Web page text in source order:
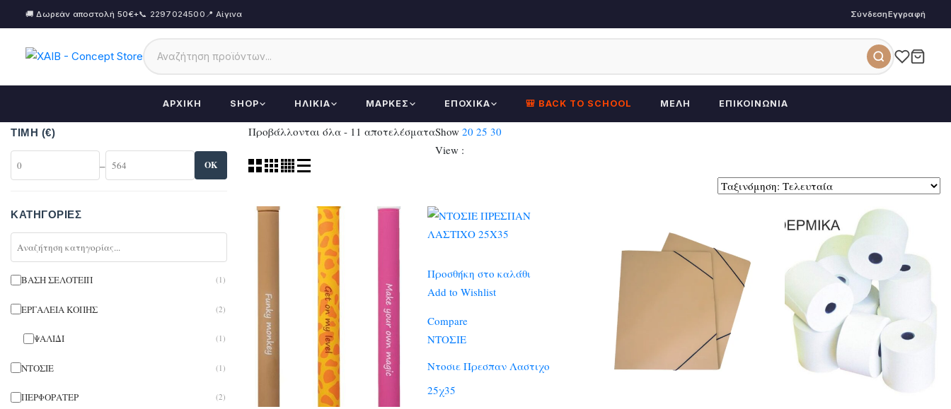
🚚 Δωρεάν αποστολή 50€+📞 2297024500 📍 Αίγινα ΣύνδεσηΕγγραφή
ΑΡΧΙΚΉ SHOP ΗΛΙΚΊΑ ΜΆΡΚΕΣ ΕΠΟΧΙΚΆ 🎒 BACK TO SCHOOL ΜΈΛΗ ΕΠΙΚΟΙΝΩΝΊΑ
Προβάλλονται όλα - 11 αποτελέσματαSorted
by
Show 20 25 30
View :
Προσθήκη στο καλάθι
Add to Wishlist
Compare
ΝΤΟΣΙΕ
Ντοσιε Πρεσπαν Λαστιχο
25χ35
ΤΙΜΉ (€)
– OK
ΚΑΤΗΓΟΡΊΕΣ
ΒΑΣΗ ΣΕΛΟΤΕΙΠ (1)
ΕΡΓΑΛΕΙΑ ΚΟΠΗΣ (2)
ΨΑΛΙΔΙ (1)
ΝΤΟΣΙΕ (1)
ΠΕΡΦΟΡΑΤΕΡ (2)